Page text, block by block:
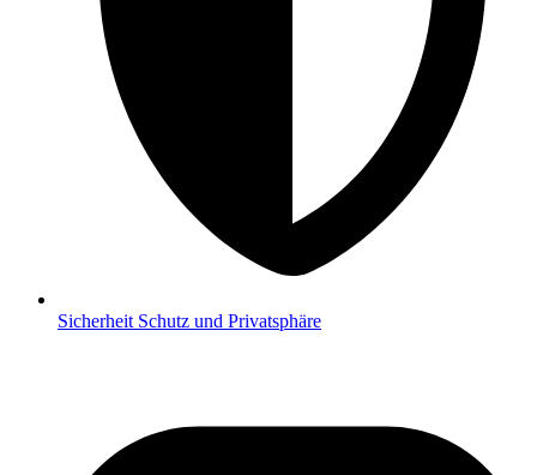
Sicherheit Schutz und Privatsphäre